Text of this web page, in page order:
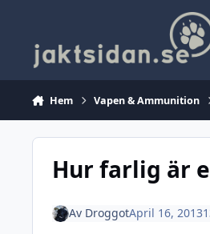
Hem Vapen & Ammunition
Hur farlig är
Av DroggotApril 16, 2013